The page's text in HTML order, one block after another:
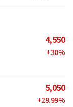
4,550
+30%
5,050
+29.99%